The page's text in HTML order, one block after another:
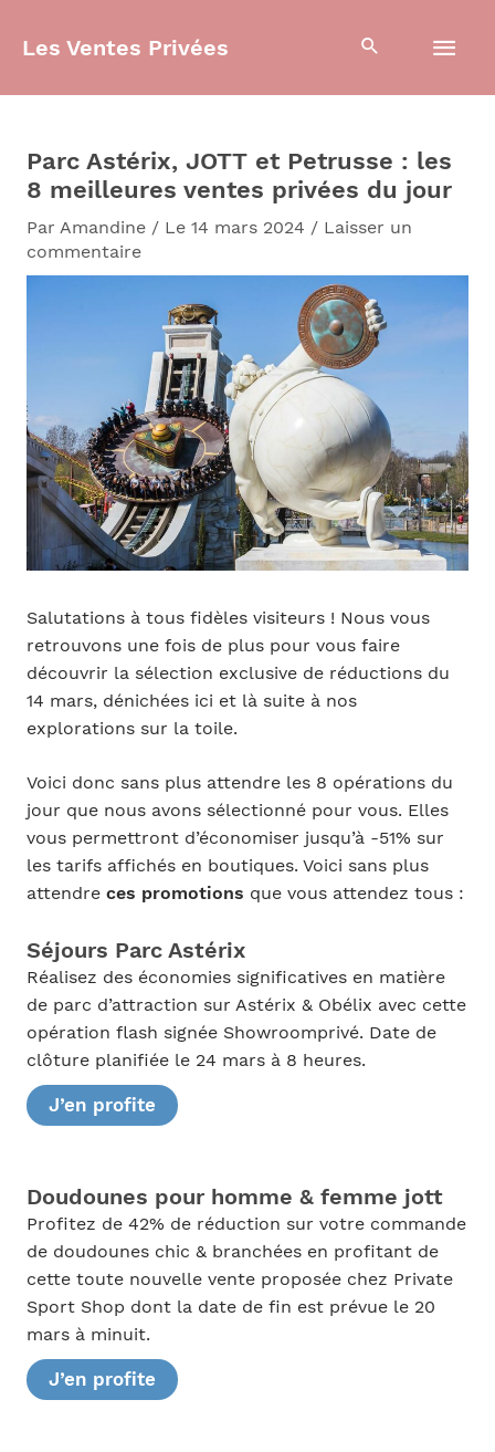
Les Ventes Privées
Parc Astérix, JOTT et Petrusse : les
8 meilleures ventes privées du jour
Par Amandine / Le 14 mars 2024 / Laisser un
commentaire
Salutations à tous fidèles visiteurs ! Nous vous
retrouvons une fois de plus pour vous faire
découvrir la sélection exclusive de réductions du
14 mars, dénichées ici et là suite à nos
explorations sur la toile.
Voici donc sans plus attendre les 8 opérations du
jour que nous avons sélectionné pour vous. Elles
vous permettront d’économiser jusqu’à -51% sur
les tarifs affichés en boutiques. Voici sans plus
attendre ces promotions que vous attendez tous :
Séjours Parc Astérix
Réalisez des économies significatives en matière
de parc d’attraction sur Astérix & Obélix avec cette
opération flash signée Showroomprivé. Date de
clôture planifiée le 24 mars à 8 heures.
J’en profite
Doudounes pour homme & femme jott
Profitez de 42% de réduction sur votre commande
de doudounes chic & branchées en profitant de
cette toute nouvelle vente proposée chez Private
Sport Shop dont la date de fin est prévue le 20
mars à minuit.
J’en profite